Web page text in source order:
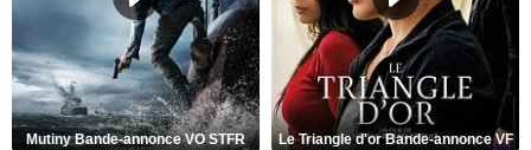
Mutiny Bande-annonce VO STFR Le Triangle d'or Bande-annonce VF